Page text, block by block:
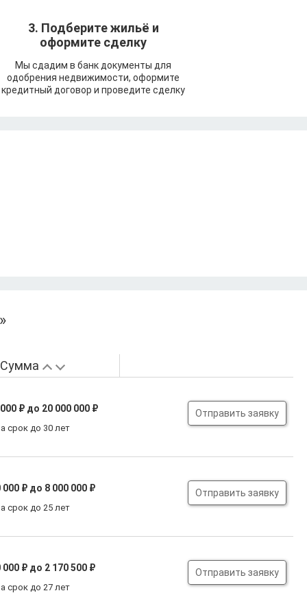
3. Подберите жильё и
оформите сделку
Мы сдадим в банк документы для
одобрения недвижимости, оформите
кредитный договор и проведите сделку
Сумма
₽ до 20 000 000 ₽
срок до 30 лет
Отправить заявку
000 ₽ до 8 000 000 ₽
срок до 25 лет
Отправить заявку
000 ₽ до 2 170 500 ₽
срок до 27 лет
Отправить заявку